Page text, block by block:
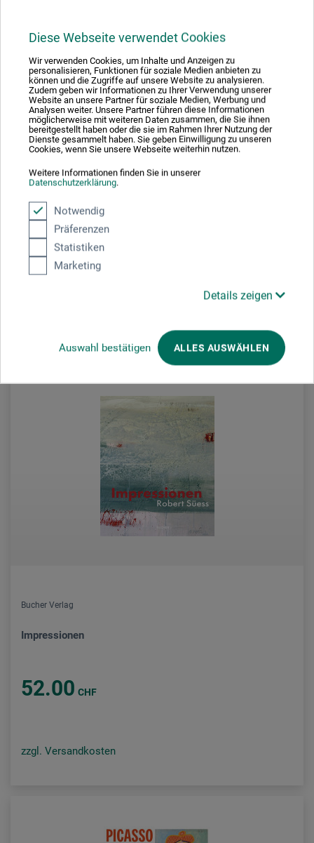
Diese Webseite verwendet Cookies
Wir verwenden Cookies, um Inhalte und Anzeigen zu
personalisieren, Funktionen für soziale Medien anbieten zu
können und die Zugriffe auf unsere Website zu analysieren.
Zudem geben wir Informationen zu Ihrer Verwendung unserer
Website an unsere Partner für soziale Medien, Werbung und
Analysen weiter. Unsere Partner führen diese Informationen
möglicherweise mit weiteren Daten zusammen, die Sie ihnen
bereitgestellt haben oder die sie im Rahmen Ihrer Nutzung der
Dienste gesammelt haben. Sie geben Einwilligung zu unseren
Cookies, wenn Sie unsere Webseite weiterhin nutzen.
Weitere Informationen finden Sie in unserer
Datenschutzerklärung.
Notwendig
Präferenzen
Statistiken
Marketing
Details zeigen
Auswahl bestätigen ALLES AUSWÄHLEN
Laurence King Verlag
Frauen, die die Kunst revolutionert haben
24.90 CHF
Bucher Verlag
Impressionen
52.00 CHF
zzgl. Versandkosten